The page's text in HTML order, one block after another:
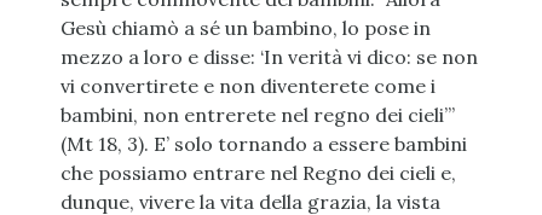
Gesù chiamò a sé un bambino, lo pose in
mezzo a loro e disse: ‘In verità vi dico: se non
vi convertirete e non diventerete come i
bambini, non entrerete nel regno dei cieli’”
(Mt 18, 3). E’ solo tornando a essere bambini
che possiamo entrare nel Regno dei cieli e,
dunque, vivere la vita della grazia, la vista